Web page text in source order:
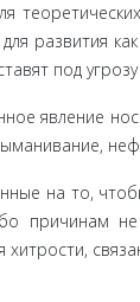
развития
под
явление
на то,
причинам
хитрости,